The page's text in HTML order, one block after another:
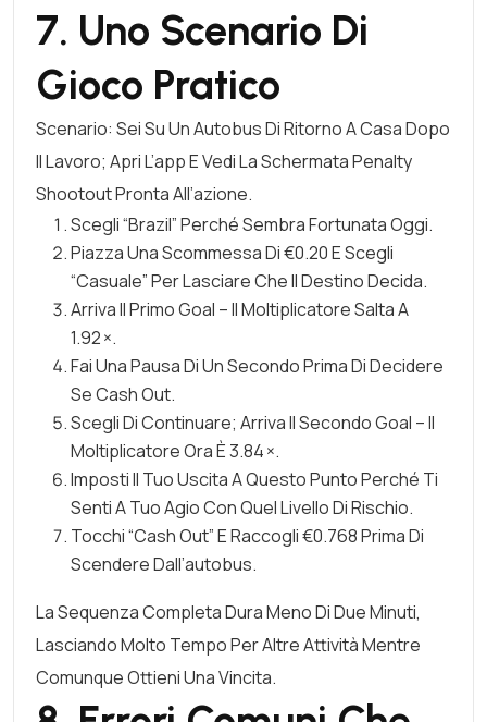
7. Uno Scenario Di
Gioco Pratico
Scenario: Sei Su Un Autobus Di Ritorno A Casa Dopo
Il Lavoro; Apri L’app E Vedi La SchermataPenalty
ShootoutPronta All’azione.
Scegli “Brazil” Perché Sembra Fortunata Oggi.
Piazza Una Scommessa Di €0.20 E Scegli
“casuale” Per Lasciare Che Il Destino Decida.
Arriva Il Primo Goal – Il Moltiplicatore Salta A
1.92 ×.
Fai Una Pausa Di Un Secondo Prima Di Decidere
Se Cash Out.
Scegli Di Continuare; Arriva Il Secondo Goal – Il
Moltiplicatore Ora È 3.84 ×.
Imposti Il Tuo Uscita A Questo Punto Perché Ti
Senti A Tuo Agio Con Quel Livello Di Rischio.
Tocchi “Cash Out” E Raccogli €0.768 Prima Di
Scendere Dall’autobus.
La Sequenza Completa Dura Meno Di Due Minuti,
Lasciando Molto Tempo Per Altre Attività Mentre
Comunque Ottieni Una Vincita.